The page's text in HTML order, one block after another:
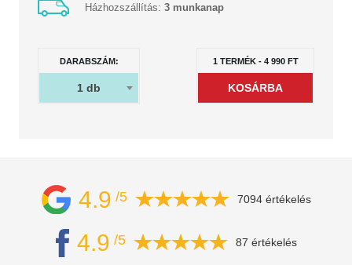
Házhozszállítás: 3 munkanap
DARABSZÁM:
1 db
1 TERMÉK- 4 990FT
4.9 /5 7094 értékelés
4.9 /5 87 értékelés